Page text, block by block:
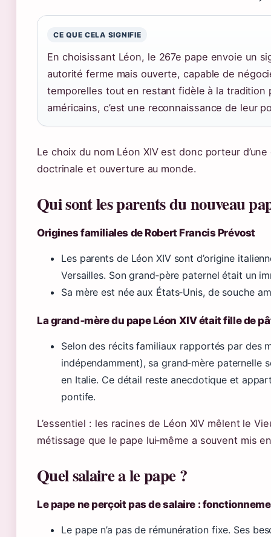
CE QUE CELA SIGNIFIE
En choisissant Léon, le 267e pape envoie un
autorité ferme mais ouverte, capable de
temporelles tout en restant fidèle à la tradition
américains, c’est une reconnaissance de leur
Le choix du nom Léon XIV est donc porteur
doctrinale et ouverture au monde.
Qui sont les parents du nouveau
Origines familiales de Robert Francis Prévost
Les parents de Léon XIV sont d’origine
Versailles. Son grand‑père paternel était un
Sa mère est née aux États‑Unis, de souche
La grand‑mère du pape Léon XIV était fille de
Selon des récits familiaux rapportés par des
indépendamment), sa grand‑mère paternelle
en Italie. Ce détail reste anecdotique et
pontife.
L’essentiel : les racines de Léon XIV mêlent le
métissage que le pape lui‑même a souvent mis
Quel salaire a le pape ?
Le pape ne perçoit pas de salaire :
Le pape n’a pas de rémunération fixe. Ses